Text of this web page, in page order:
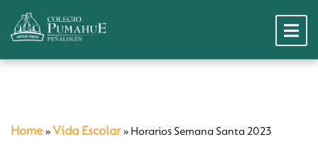
Home » Vida Escolar» Horarios Semana Santa 2023